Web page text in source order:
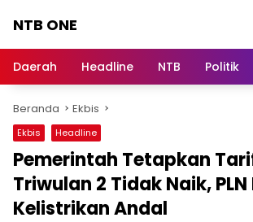
NTB ONE
dan
Berita
Lombok
Daerah Headline NTB Politik
Beranda Ekbis
Ekbis Headline
Pemerintah Tetapkan
Triwulan 2 Tidak Naik,
Kelistrikan Andal